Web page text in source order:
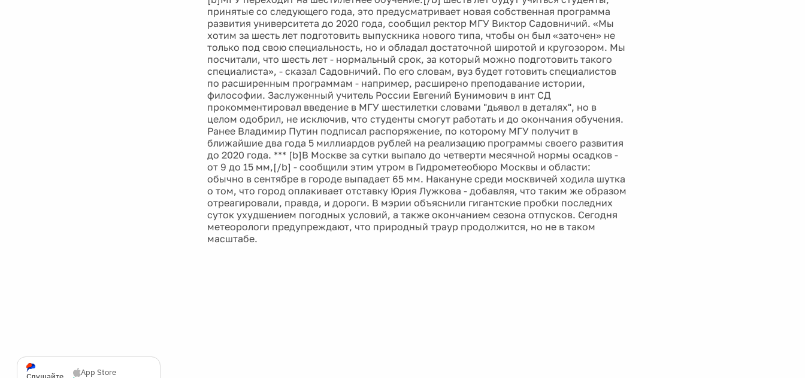
App Store
принятые со следующего года, это предусматривает новая собственная программа
развития университета до 2020 года, сообщил ректор МГУ Виктор Садовничий. «Мы
хотим за шесть лет подготовить выпускника нового типа, чтобы он был «заточен» не
только под свою специальность, но и обладал достаточной широтой и кругозором. Мы
посчитали, что шесть лет - нормальный срок, за который можно подготовить такого
специалиста», - сказал Садовничий. По его словам, вуз будет готовить специалистов
по расширенным программам - например, расширено преподавание истории,
философии. Заслуженный учитель России Евгений Бунимович в инт СД
прокомментировал введение в МГУ шестилетки словами "дьявол в деталях", но в
целом одобрил, не исключив, что студенты смогут работать и до окончания обучения.
Ранее Владимир Путин подписал распоряжение, по которому МГУ получит в
ближайшие два года 5 миллиардов рублей на реализацию программы своего развития
до 2020 года. *** [b]В Москве за сутки выпало до четверти месячной нормы осадков -
от 9 до 15 мм,[/b] - сообщили этим утром в Гидрометеобюро Москвы и области:
обычно в сентябре в городе выпадает 65 мм. Накануне среди москвичей ходила шутка
о том, что город оплакивает отставку Юрия Лужкова - добавляя, что таким же образом
отреагировали, правда, и дороги. В мэрии объяснили гигантские пробки последних
суток ухудшением погодных условий, а также окончанием сезона отпусков. Сегодня
метеорологи предупреждают, что природный траур продолжится, но не в таком
масштабе.